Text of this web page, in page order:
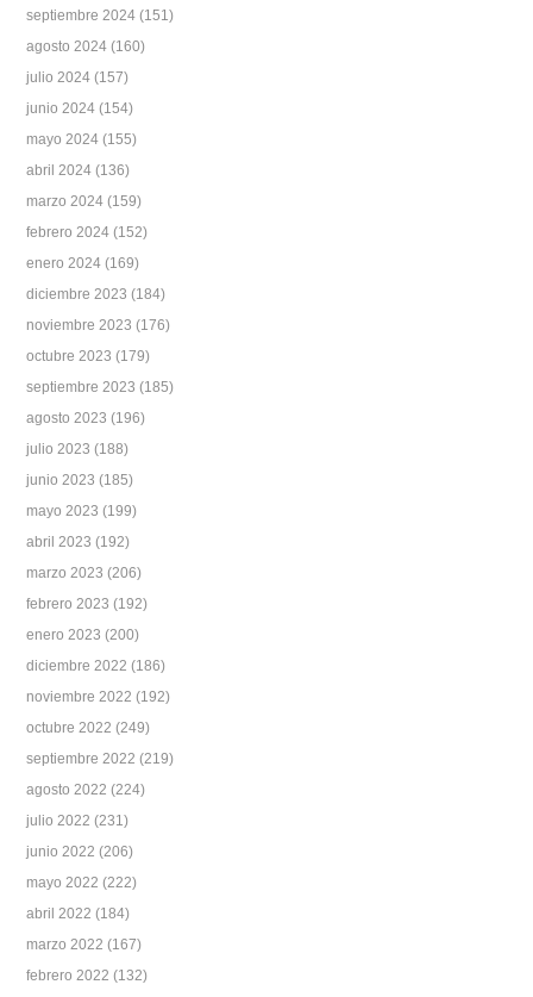
septiembre 2024 (151)
agosto 2024 (160)
julio 2024 (157)
junio 2024 (154)
mayo 2024 (155)
abril 2024 (136)
marzo 2024 (159)
febrero 2024 (152)
enero 2024 (169)
diciembre 2023 (184)
noviembre 2023 (176)
octubre 2023 (179)
septiembre 2023 (185)
agosto 2023 (196)
julio 2023 (188)
junio 2023 (185)
mayo 2023 (199)
abril 2023 (192)
marzo 2023 (206)
febrero 2023 (192)
enero 2023 (200)
diciembre 2022 (186)
noviembre 2022 (192)
octubre 2022 (249)
septiembre 2022 (219)
agosto 2022 (224)
julio 2022 (231)
junio 2022 (206)
mayo 2022 (222)
abril 2022 (184)
marzo 2022 (167)
febrero 2022 (132)